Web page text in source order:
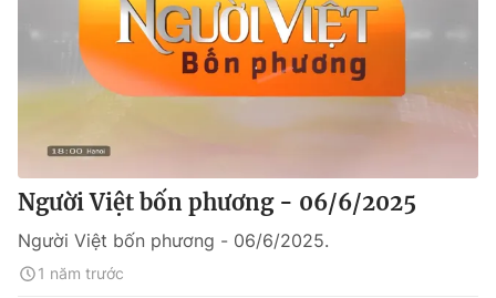
Người Việt bốn phương - 06/6/2025
Người Việt bốn phương - 06/6/2025.
1 năm trước